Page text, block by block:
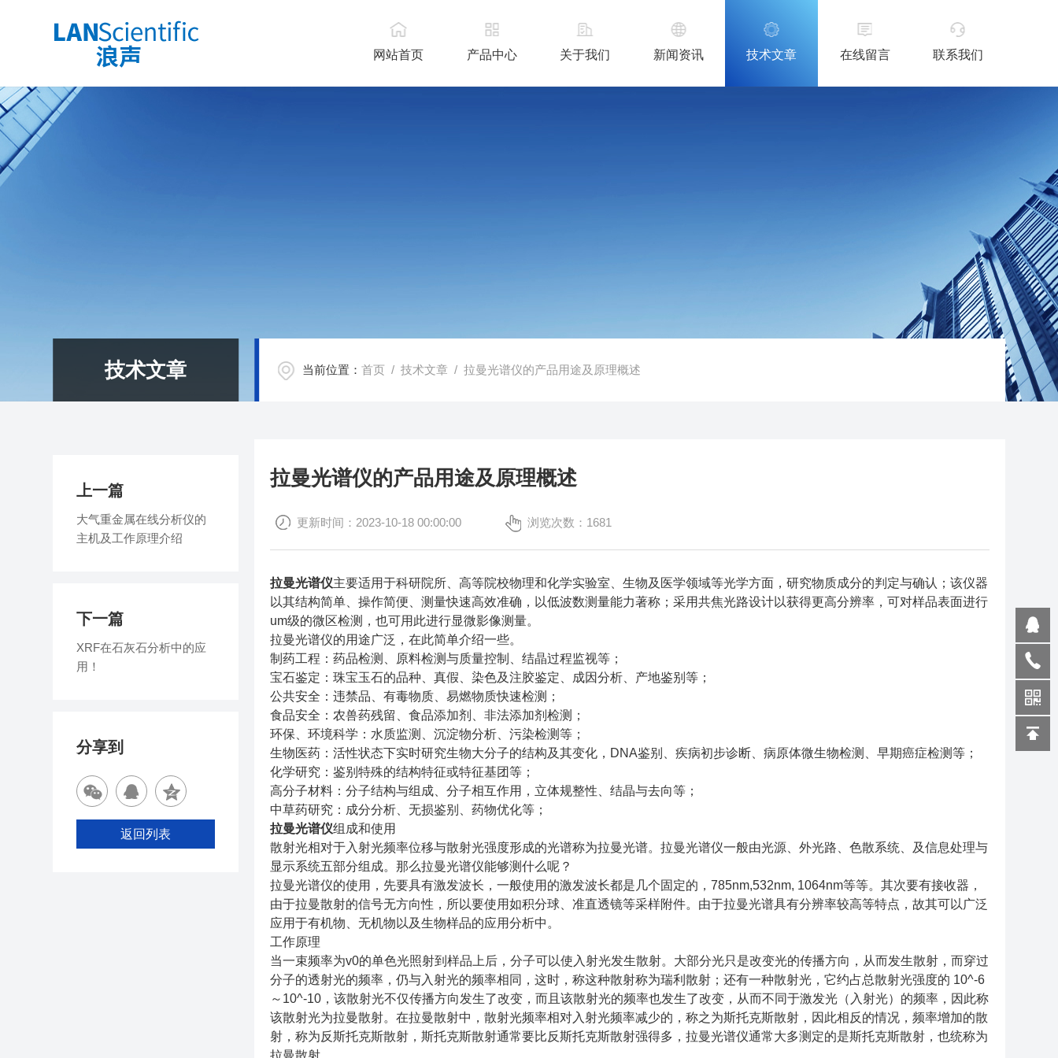
网站首页 产品中心 关于我们 新闻资讯 技术文章 在线留言 联系我们
技术文章 当前位置：首页 /技术文章 / 拉曼光谱仪的产品用途及原理概述
拉曼光谱仪的产品用途及原理概述
更新时间：2023-10-18 00:00:00 浏览次数：1681
拉曼光谱仪主要适用于科研院所、高等院校物理和化学实验室、生物及医学领域等光学方面，研究物质成分的判定与确认；该仪器
以其结构简单、操作简便、测量快速高效准确，以低波数测量能力著称；采用共焦光路设计以获得更高分辨率，可对样品表面进行
um级的微区检测，也可用此进行显微影像测量。
拉曼光谱仪的用途广泛，在此简单介绍一些。
制药工程：药品检测、原料检测与质量控制、结晶过程监视等；
宝石鉴定：珠宝玉石的品种、真假、染色及注胶鉴定、成因分析、产地鉴别等；
公共安全：违禁品、有毒物质、易燃物质快速检测；
食品安全：农兽药残留、食品添加剂、非法添加剂检测；
环保、环境科学：水质监测、沉淀物分析、污染检测等；
生物医药：活性状态下实时研究生物大分子的结构及其变化，DNA鉴别、疾病初步诊断、病原体微生物检测、早期癌症检测等；
化学研究：鉴别特殊的结构特征或特征基团等；
高分子材料：分子结构与组成、分子相互作用，立体规整性、结晶与去向等；
中草药研究：成分分析、无损鉴别、药物优化等；
拉曼光谱仪组成和使用
散射光相对于入射光频率位移与散射光强度形成的光谱称为拉曼光谱。拉曼光谱仪一般由光源、外光路、色散系统、及信息处理与
显示系统五部分组成。那么拉曼光谱仪能够测什么呢？
拉曼光谱仪的使用，先要具有激发波长，一般使用的激发波长都是几个固定的，785nm,532nm, 1064nm等等。其次要有接收器，
由于拉曼散射的信号无方向性，所以要使用如积分球、准直透镜等采样附件。由于拉曼光谱具有分辨率较高等特点，故其可以广泛
应用于有机物、无机物以及生物样品的应用分析中。
工作原理
当一束频率为v0的单色光照射到样品上后，分子可以使入射光发生散射。大部分光只是改变光的传播方向，从而发生散射，而穿过
分子的透射光的频率，仍与入射光的频率相同，这时，称这种散射称为瑞利散射；还有一种散射光，它约占总散射光强度的 10^-6
～10^-10，该散射光不仅传播方向发生了改变，而且该散射光的频率也发生了改变，从而不同于激发光（入射光）的频率，因此称
该散射光为拉曼散射。在拉曼散射中，散射光频率相对入射光频率减少的，称之为斯托克斯散射，因此相反的情况，频率增加的散
射，称为反斯托克斯散射，斯托克斯散射通常要比反斯托克斯散射强得多，拉曼光谱仪通常大多测定的是斯托克斯散射，也统称为
拉曼散射。
上一篇
大气重金属在线分析仪的
主机及工作原理介绍
下一篇
XRF在石灰石分析中的应
用！
分享到
返回列表